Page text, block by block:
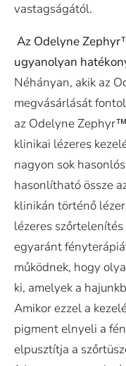
vastagságától.
Az Odelyne
ugyanolyan
Néhányan, akik az
megvásárlását
az Odelyne
klinikai lézeres
nagyon sok
hasonlítható össze
klinikán történő
lézeres
egyaránt
működnek, hogy
ki, amelyek a
Amikor ezzel a
pigment elnyeli a
elpusztítja a